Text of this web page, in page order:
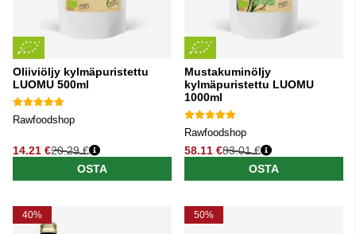
Oliiviöljy kylmäpuristettu
LUOMU 500ml
Rawfoodshop
14.21 €
Normaali hinta
20.29 €
OSTA
Mustakuminöljy
kylmäpuristettu LUOMU
1000ml
Rawfoodshop
58.11 €
Normaali hinta
83.01 €
OSTA
40% 50%